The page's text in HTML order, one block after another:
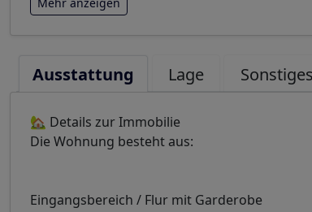
Ausstattung Lage Sonstiges
🏡 Details zur Immobilie
Die Wohnung besteht aus:
Eingangsbereich / Flur mit Garderobe